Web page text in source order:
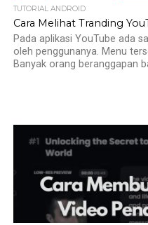
TUTORIAL ANDROID
Cara Melihat Tranding
Pada aplikasi YouTube ada
oleh penggunanya. Menu
Banyak orang beranggapan